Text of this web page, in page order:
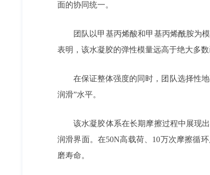
面的协同统一。
团队以甲基丙烯酸和甲基丙烯酰胺为
表明，该水凝胶的弹性模量远高于绝大多数
在保证整体强度的同时，团队选择性
润滑”水平。
该水凝胶体系在长期摩擦过程中展现
润滑界面。在50N高载荷、10万次摩擦循
磨寿命。